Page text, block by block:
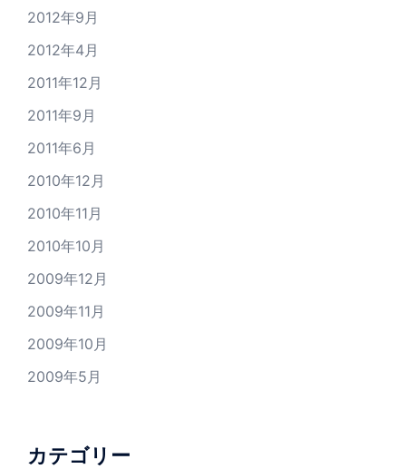
2012年9月
2012年4月
2011年12月
2011年9月
2011年6月
2010年12月
2010年11月
2010年10月
2009年12月
2009年11月
2009年10月
2009年5月
カテゴリー